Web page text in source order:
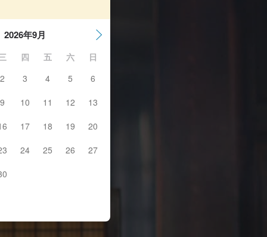
2026年9月
四 五 六
日
2
3 4 5
6
9
10 11 12
13
17 18 19
20
24 25 26
27